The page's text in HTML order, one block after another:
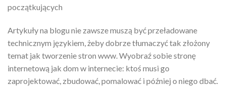
początkujących
Artykuły na blogu nie zawsze muszą być przeładowane
technicznym językiem, żeby dobrze tłumaczyć tak złożony
temat jak tworzenie stron www. Wyobraź sobie stronę
internetową jak dom w internecie: ktoś musi go
zaprojektować, zbudować, pomalować i później o niego dbać.